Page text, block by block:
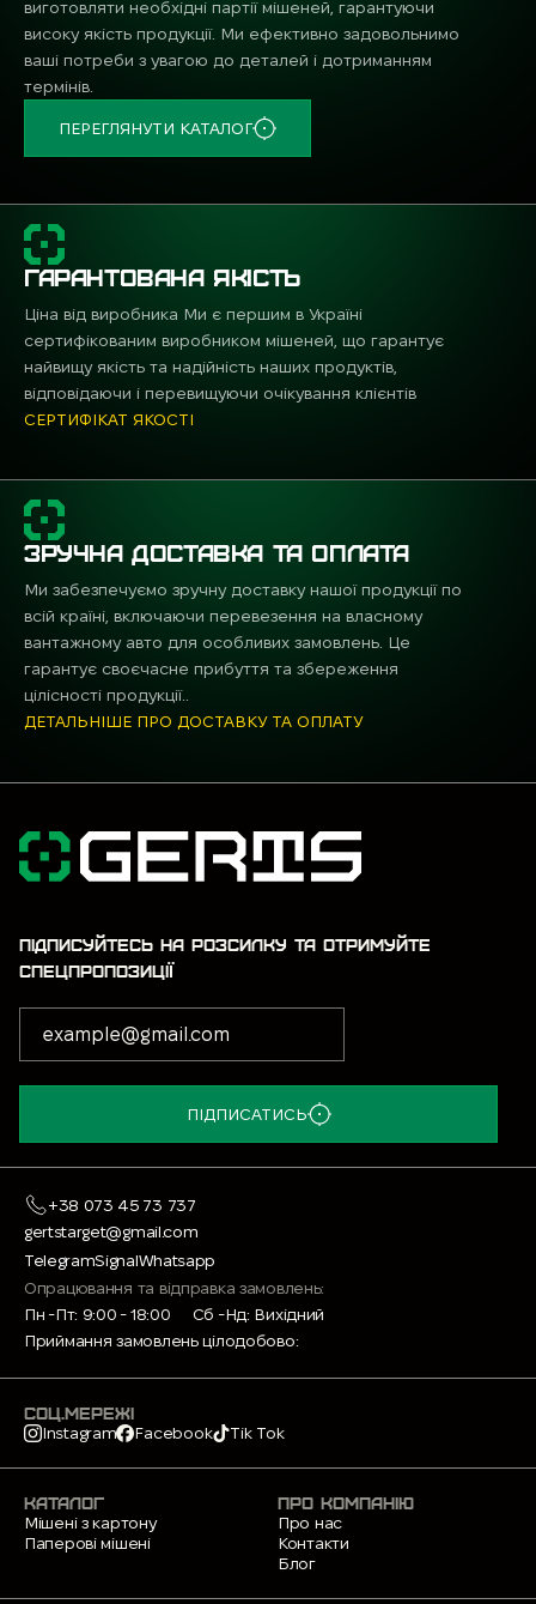
виготовляти необхідні партії мішеней, гарантуючи
високу якість продукції. Ми ефективно задовольнимо
ваші потреби з увагою до деталей і дотриманням
термінів.
ПЕРЕГЛЯНУТИ КАТАЛОГ
ГАРАНТОВАНА ЯКІСТЬ
Ціна від виробника Ми є першим в Україні
сертифікованим виробником мішеней, що гарантує
найвищу якість та надійність наших продуктів,
відповідаючи і перевищуючи очікування клієнтів
СЕРТИФІКАТ ЯКОСТІ
ЗРУЧНА ДОСТАВКА ТА ОПЛАТА
Ми забезпечуємо зручну доставку нашої продукції по
всій країні, включаючи перевезення на власному
вантажному авто для особливих замовлень. Це
гарантує своєчасне прибуття та збереження
цілісності продукції..
ДЕТАЛЬНІШЕ ПРО ДОСТАВКУ ТА ОПЛАТУ
+38 073 45 73 737
gertstarget@gmail.com
TelegramSignalWhatsapp
Опрацювання та відправка замовлень:
Пн -Пт: 9:00 - 18:00
Сб -Нд: Вихідний
Приймання замовлень цілодобово:
СОЦ.МЕРЕЖІ
Instagram
Facebook Tik Tok
КАТАЛОГ
Мішені з картону
Паперові мішені
ПРО КОМПАНІЮ
Про нас
Контакти
Блог
ПІДПИСУЙТЕСЬ НА РОЗСИЛКУ ТА ОТРИМУЙТЕ
СПЕЦПРОПОЗИЦІЇ
ПІДПИСАТИСЬ